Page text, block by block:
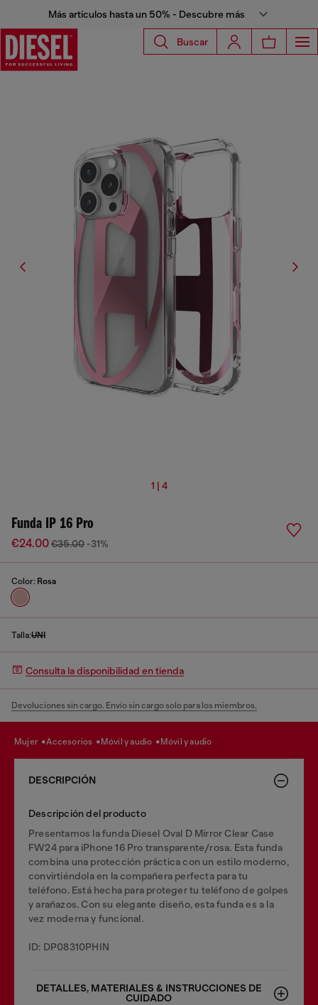
Más artículos hasta un 50% - Descubre más
Buscar
1 | 4
Funda IP 16 Pro
€24.00€35.00 -31%
Color: Rosa
Talla:UNI
Consulta la disponibilidad en tienda
Devoluciones sin cargo. Envío sin cargo solo para los miembros.
mujer accesorios móvil y audio móvil y audio
DESCRIPCIÓN
Descripción del producto
Presentamos la funda Diesel Oval D Mirror Clear Case
FW24 para iPhone 16 Pro transparente/rosa. Esta funda
combina una protección práctica con un estilo moderno,
convirtiéndola en la compañera perfecta para tu
teléfono. Está hecha para proteger tu teléfono de golpes
y arañazos. Con su elegante diseño, esta funda es a la
vez moderna y funcional.
ID: DP08310PHIN
DETALLES, MATERIALES & INSTRUCCIONES DE
CUIDADO